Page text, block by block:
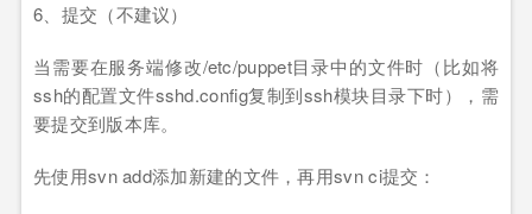
6、提交（不建议）
当需要在服务端修改/etc/puppet目录中的文件时（比如将
ssh的配置文件sshd.config复制到ssh模块目录下时），需
要提交到版本库。
先使用svn add添加新建的文件，再用svn ci提交：